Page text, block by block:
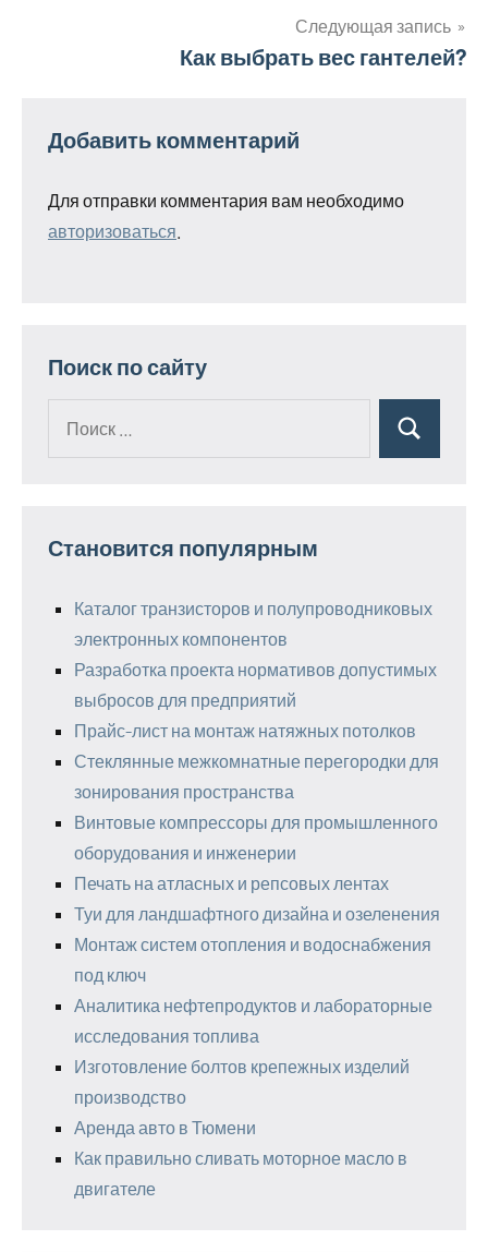
Следующая запись
Как выбрать вес гантелей?
Добавить комментарий
Для отправки комментария вам необходимо
авторизоваться
Поиск по сайту
Поиск
Становится популярным
Каталог транзисторов и полупроводниковых
электронных компонентов
Разработка проекта нормативов допустимых
выбросов для предприятий
Прайс-лист на монтаж натяжных потолков
Стеклянные межкомнатные перегородки для
зонирования пространства
Винтовые компрессоры для промышленного
оборудования и инженерии
Печать на атласных и репсовых лентах
Туи для ландшафтного дизайна и озеленения
Монтаж систем отопления и водоснабжения
под ключ
Аналитика нефтепродуктов и лабораторные
исследования топлива
Изготовление болтов крепежных изделий
производство
Аренда авто в Тюмени
Как правильно сливать моторное масло в
двигателе